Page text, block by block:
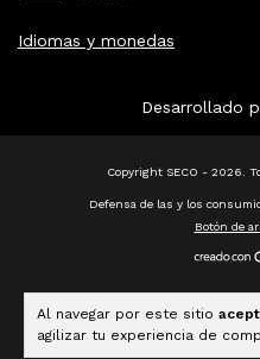
Al navegar por este sitio
agilizar tu experiencia de
Idiomas y monedas
Desarrollado
Copyright SECO - 2026.
Defensa de las y los
Botón de